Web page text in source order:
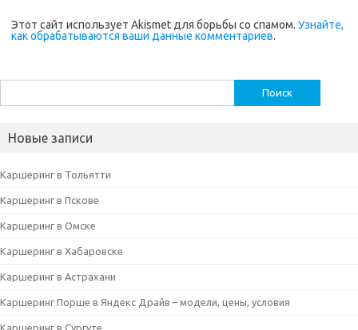
Этот сайт использует Akismet для борьбы со спамом. Узнайте,
как обрабатываются ваши данные комментариев.
Новые записи
Каршеринг в Тольятти
Каршеринг в Пскове
Каршеринг в Омске
Каршеринг в Хабаровске
Каршеринг в Астрахани
Каршеринг Порше в Яндекс Драйв – модели, цены, условия